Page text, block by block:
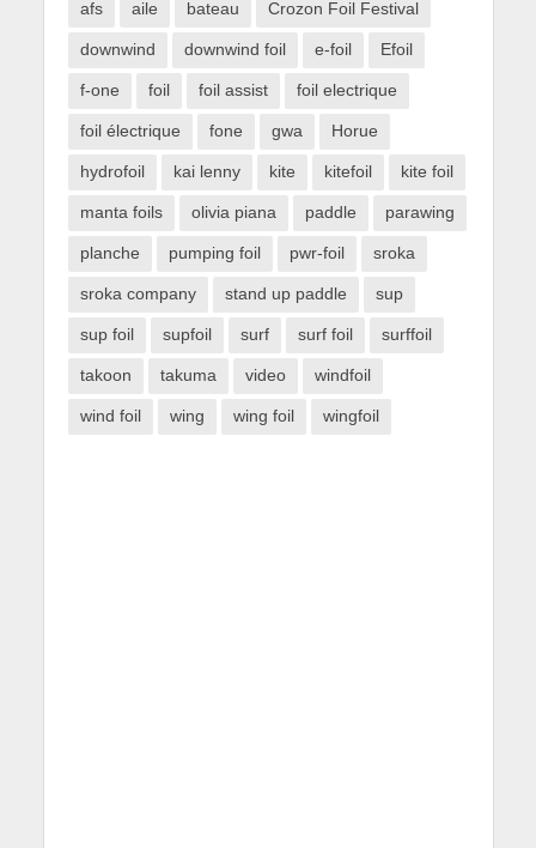
afs aile bateau Crozon Foil Festival
downwind downwind foil e-foil Efoil
f-one foil foil assist foil electrique
foil électrique fone gwa Horue
hydrofoil kai lenny kite kitefoil kite foil
manta foils olivia piana paddle parawing
planche pumping foil pwr-foil sroka
sroka company stand up paddle sup
sup foil supfoil surf surf foil surffoil
takoon takuma video windfoil
wind foil wing wing foil wingfoil